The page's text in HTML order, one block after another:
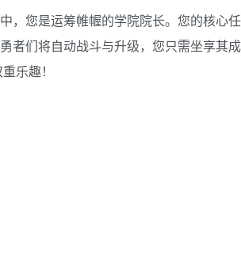
，您是运筹帷幄的学院院长。您的核心
者们将自动战斗与升级，您只需坐享其
乐趣！